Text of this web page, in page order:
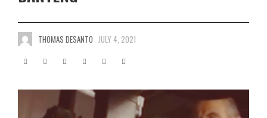
THOMAS DESANTO JULY 4, 2021